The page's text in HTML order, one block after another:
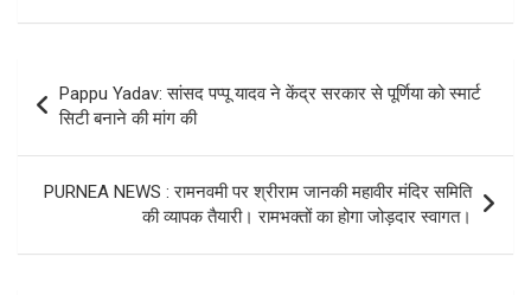
navigation
Pappu Yadav: सांसद पप्पू यादव ने केंद्र सरकार से पूर्णिया को स्मार्ट
सिटी बनाने की मांग की
PURNEA NEWS : रामनवमी पर श्रीराम जानकी महावीर मंदिर समिति
की व्यापक तैयारी। रामभक्तों का होगा जोड़दार स्वागत।